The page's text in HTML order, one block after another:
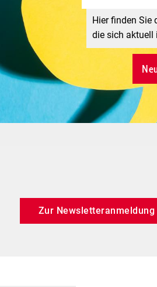
Hier finden Sie
die sich aktuell
Zur Newsletteranmeldung